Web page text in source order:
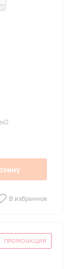
2
В избранное
ПРОМОАКЦИЯ